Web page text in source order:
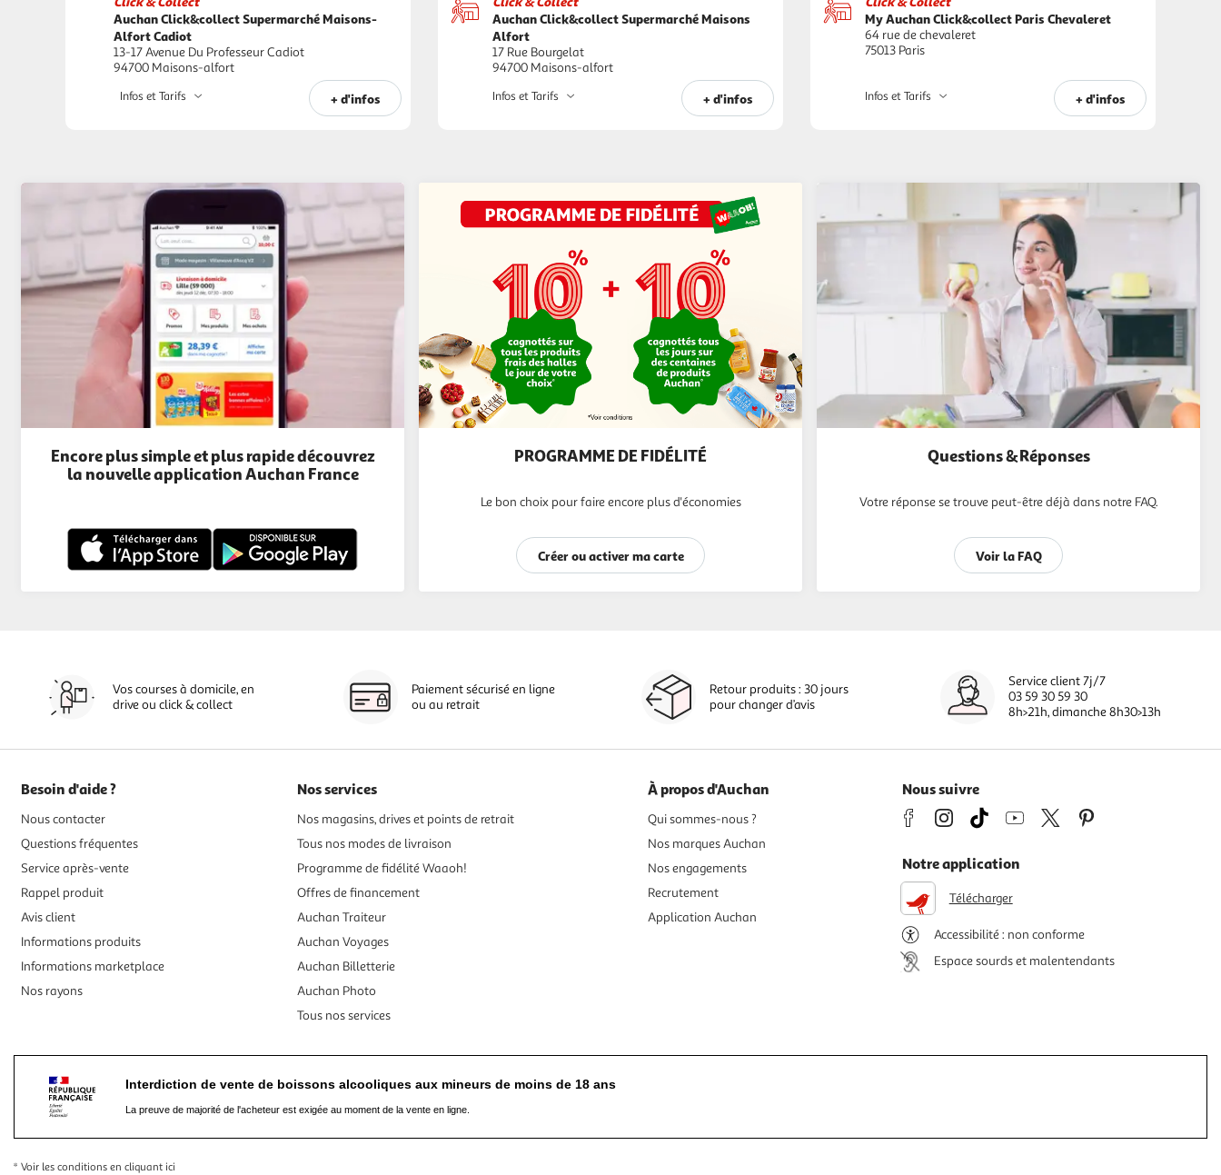
Auchan Click&collect Supermarché Maisons-
Alfort Cadiot
13-17 Avenue Du Professeur Cadiot
94700 Maisons-alfort
+ d'infos
Infos et Tarifs
Auchan Click&collect Supermarché Maisons
Alfort
17 Rue Bourgelat
94700 Maisons-alfort
+ d'infos
Infos et Tarifs
My Auchan Click&collect Paris Chevaleret
64 rue de chevaleret
75013 Paris
+ d'infos
Infos et Tarifs
Encore plus simple et plus rapide découvrez
la nouvelle application Auchan France
PROGRAMME DE FIDÉLITÉ
Le bon choix pour faire encore plus d'économies
Créer ou activer ma carte
Questions & Réponses
Votre réponse se trouve peut-être déjà dans notre FAQ.
Voir la FAQ
Vos courses à domicile, en
drive ou click & collect
Paiement sécurisé en ligne
ou au retrait
Retour produits : 30 jours
pour changer d’avis
Service client 7j/7
03 59 30 59 30
8h>21h, dimanche 8h30>13h
Besoin d'aide ?
Nous contacter
Questions fréquentes
Service après-vente
Rappel produit
Avis client
Informations produits
Informations marketplace
Nos rayons
Nos services
Nos magasins, drives et points de retrait
Tous nos modes de livraison
Programme de fidélité Waaoh!
Offres de financement
Auchan Traiteur
Auchan Voyages
Auchan Billetterie
Auchan Photo
Tous nos services
À propos d'Auchan
Qui sommes-nous ?
Nos marques Auchan
Nos engagements
Recrutement
Application Auchan
Nous suivre
Notre application
Télécharger
Accessibilité : non conforme
Espace sourds et malentendants
Interdiction de vente de boissons alcooliques aux mineurs de moins de 18 ans
La preuve de majorité de l'acheteur est exigée au moment de la vente en ligne.
* Voir les conditions en cliquant ici